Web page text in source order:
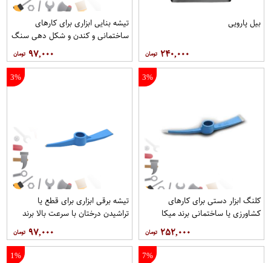
بیل پارویی
۲۴۰,۰۰۰
تیشه بنایی ابزاری برای کارهای
ساختمانی و کندن و شکل دهی سنگ
۹۷,۰۰۰
3%
کلنگ ابزار دستی برای کارهای
کشاورزی یا ساختمانی برند میکا
۲۵۲,۰۰۰
3%
تیشه برقی ابزاری برای قطع یا
تراشیدن درختان با سرعت بالا برند
۹۷,۰۰۰
7%
1%